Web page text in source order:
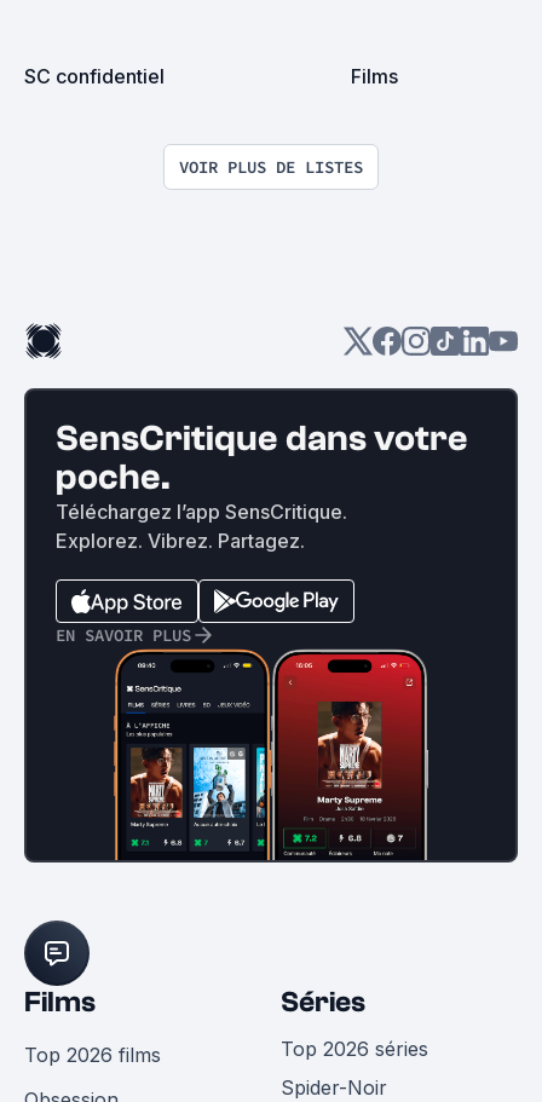
SC confidentiel Films
VOIR PLUS DE LISTES
SensCritique dans votre
poche.
Téléchargez l’app SensCritique.
Explorez. Vibrez. Partagez.
EN SAVOIR PLUS
Films
Top 2026 films
Séries
Top 2026 séries
Spider-Noir